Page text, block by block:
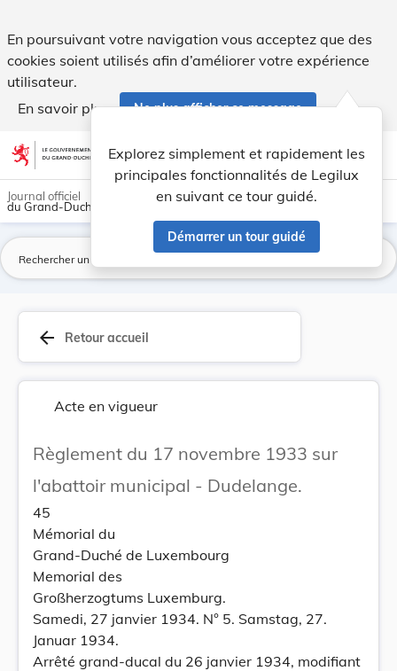
En poursuivant votre navigation vous acceptez que des
cookies soient utilisés afin d’améliorer votre expérience
utilisateur.
En savoir plus
Ne plus afficher ce message
Aller au contenu account_circle help Aide
Explorez simplement et rapidement les
principales fonctionnalités de Legilux
en suivant ce tour guidé.
Démarrer un tour guidé
light_mode dark_mode
Journal officiel
du Grand-Duché de Luxembourg
arrow_back Retour accueil
Acte en vigueur
Règlement du 17 novembre 1933 sur
l'abattoir municipal - Dudelange.
45
Mémorial du
Grand-Duché de Luxembourg
Memorial des
Großherzogtums Luxemburg.
Samedi, 27 janvier 1934. N° 5. Samstag, 27.
Januar 1934.
Arrêté grand-ducal du 26 janvier 1934, modifiant